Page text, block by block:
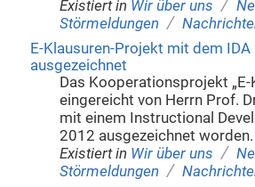
Existiert in Wir über uns /
Störmeldungen /
E-Klausuren-Projekt mit dem
ausgezeichnet
Das Kooperationsprojekt „E-
eingereicht von Herrn Prof.
mit einem Instructional
2012 ausgezeichnet worden.
Existiert in Wir über uns /
Störmeldungen /